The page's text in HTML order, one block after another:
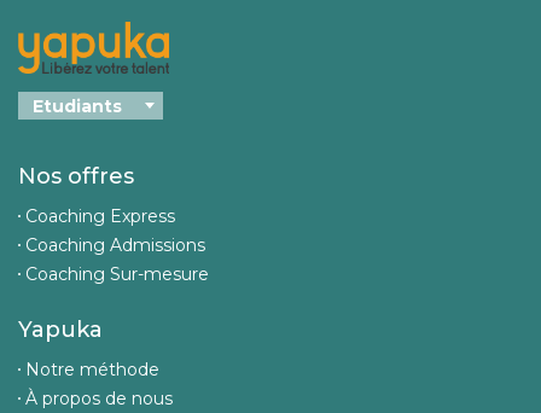
Nos offres
Coaching Express
Coaching Admissions
Coaching Sur-mesure
Yapuka
Notre méthode
À propos de nous